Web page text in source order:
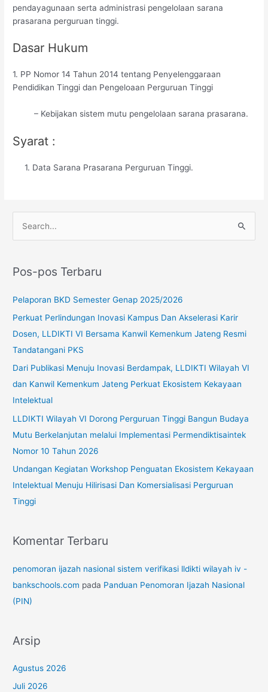
pendayagunaan serta administrasi pengelolaan sarana
prasarana perguruan tinggi.
Dasar Hukum
1. PP Nomor 14 Tahun 2014 tentang Penyelenggaraan
Pendidikan Tinggi dan Pengeloaan Perguruan Tinggi
– Kebijakan sistem mutu pengelolaan sarana prasarana.
Syarat :
1. Data Sarana Prasarana Perguruan Tinggi.
i
:
Pos-pos Terbaru
Pelaporan BKD Semester Genap 2025/2026
Perkuat Perlindungan Inovasi Kampus Dan Akselerasi Karir
Dosen, LLDIKTI VI Bersama Kanwil Kemenkum Jateng Resmi
Tandatangani PKS
Dari Publikasi Menuju Inovasi Berdampak, LLDIKTI Wilayah VI
dan Kanwil Kemenkum Jateng Perkuat Ekosistem Kekayaan
Intelektual
LLDIKTI Wilayah VI Dorong Perguruan Tinggi Bangun Budaya
Mutu Berkelanjutan melalui Implementasi Permendiktisaintek
Nomor 10 Tahun 2026
Undangan Kegiatan Workshop Penguatan Ekosistem Kekayaan
Intelektual Menuju Hilirisasi Dan Komersialisasi Perguruan
Tinggi
Komentar Terbaru
penomoran ijazah nasional sistem verifikasi lldikti wilayah iv -
bankschools.com pada Panduan Penomoran Ijazah Nasional
(PIN)
Arsip
Agustus 2026
Juli 2026